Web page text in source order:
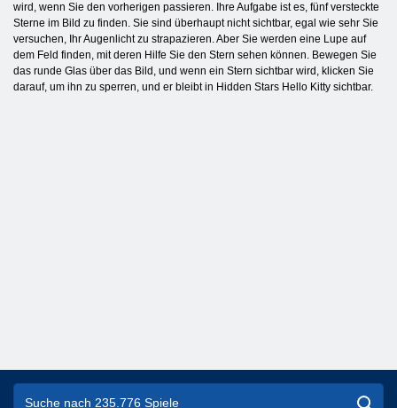
wird, wenn Sie den vorherigen passieren. Ihre Aufgabe ist es, fünf versteckte
Sterne im Bild zu finden. Sie sind überhaupt nicht sichtbar, egal wie sehr Sie
versuchen, Ihr Augenlicht zu strapazieren. Aber Sie werden eine Lupe auf
dem Feld finden, mit deren Hilfe Sie den Stern sehen können. Bewegen Sie
das runde Glas über das Bild, und wenn ein Stern sichtbar wird, klicken Sie
darauf, um ihn zu sperren, und er bleibt in Hidden Stars Hello Kitty sichtbar.